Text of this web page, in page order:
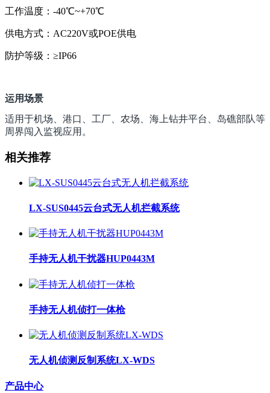
工作温度：-40℃~+70℃
供电方式：AC220V或POE供电
防护等级：≥IP66
运用场景
适用于机场、港口、工厂、农场、海上钻井平台、岛礁部队等
周界闯入监视应用。
相关推荐
LX-SUS0445云台式无人机拦截系统
手持无人机干扰器HUP0443M
手持无人机侦打一体枪
无人机侦测反制系统LX-WDS
产品中心